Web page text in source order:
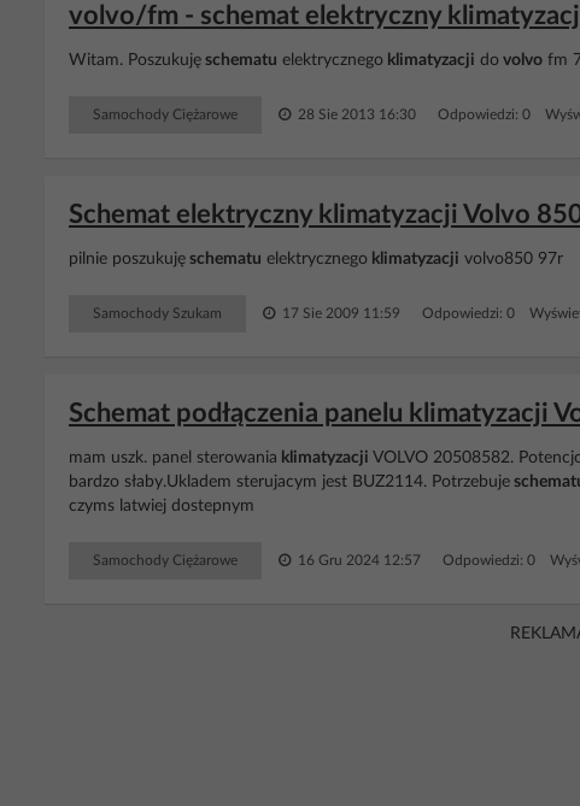
volvo/fm - schemat elektryczny
Witam. Poszukuję schematu elektrycznego klimatyzacji do volvo fm
Samochody Ciężarowe 28 Sie 2013 16:30 Odpowiedzi: 0
Schemat elektryczny klimatyzacji Volvo
pilnie poszukuję schematu elektrycznego klimatyzacji volvo850 97r
Samochody Szukam 17 Sie 2009 11:59 Odpowiedzi: 0
Schemat podłączenia panelu klimatyzacji
mam uszk. panel sterowania klimatyzacji VOLVO 20508582.
bardzo słaby.Ukladem sterujacym jest BUZ2114. Potrzebuje
czyms latwiej dostepnym
Samochody Ciężarowe 16 Gru 2024 12:57 Odpowiedzi: 0